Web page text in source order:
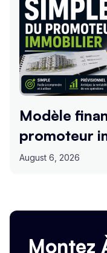
Modèle
promoteur
August 6, 2026
Montez